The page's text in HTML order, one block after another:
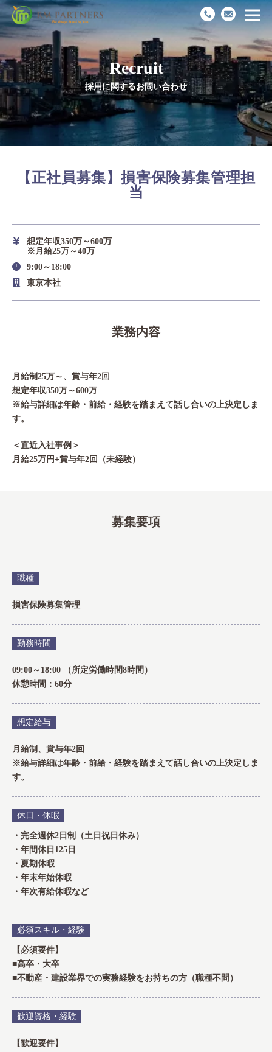
Top
News
Business
Works
Company
Access
03-6300-7921（不動産）
03-6300-7940（本社/保険）
Contact
Recruit
採用に関するお問い合わせ
【正社員募集】損害保険募集管理担
当
想定年収350万～600万
※月給25万～40万
9:00～18:00
東京本社
業務内容
月給制25万～、賞与年2回
想定年収350万～600万
※給与詳細は年齢・前給・経験を踏まえて話し合いの上決定しま
す。
＜直近入社事例＞
月給25万円+賞与年2回（未経験）
募集要項
職種
損害保険募集管理
勤務時間
09:00～18:00 （所定労働時間8時間）
休憩時間：60分
想定給与
月給制、賞与年2回
※給与詳細は年齢・前給・経験を踏まえて話し合いの上決定しま
す。
休日・休暇
・完全週休2日制（土日祝日休み）
・年間休日125日
・夏期休暇
・年末年始休暇
・年次有給休暇など
必須スキル・経験
【必須要件】
■高卒・大卒
■不動産・建設業界での実務経験をお持ちの方（職種不問）
歓迎資格・経験
【歓迎要件】